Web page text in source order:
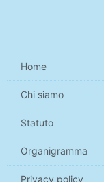
Home
Chi siamo
Statuto
Organigramma
Privacy policy